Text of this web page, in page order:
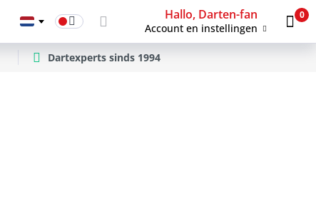
Hallo, Darten-fan
Account en instellingen
0
Dartexperts sinds 1994